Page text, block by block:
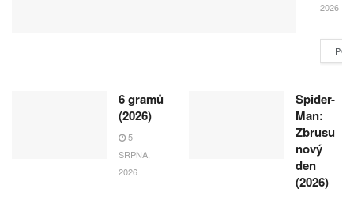
2026
6 gramů
(2026)
5
SRPNA,
2026
Spider-
Man:
Zbrusu
nový
den
(2026)